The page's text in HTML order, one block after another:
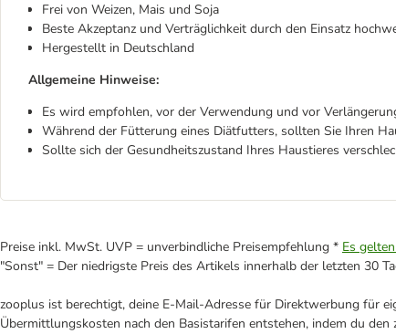
Frei von Weizen, Mais und Soja
Beste Akzeptanz und Verträglichkeit durch den Einsatz
Hergestellt in Deutschland
Allgemeine Hinweise:
Es wird empfohlen, vor der Verwendung und vor
Während der Fütterung eines Diätfutters, sollten Sie Ihren
Sollte sich der Gesundheitszustand Ihres Haustieres
Preise inkl. MwSt. UVP = unverbindliche Preisempfehlung * Es
"Sonst" = Der niedrigste Preis des Artikels innerhalb der letzten 30
zooplus ist berechtigt, deine E-Mail-Adresse für Direktwerbung für
Übermittlungskosten nach den Basistarifen entstehen, indem du